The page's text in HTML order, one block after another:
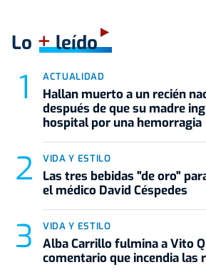
Lo +leído
ACTUALIDAD
Hallan muerto a un recién
después de que su madre
hospital por una hemorragia
VIDA Y ESTILO
Las tres bebidas "de oro"
el médico David Céspedes
VIDA Y ESTILO
Alba Carrillo fulmina a Vito
comentario que incendia las